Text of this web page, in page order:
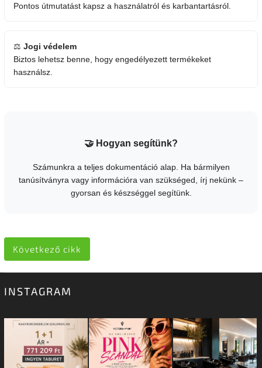
Pontos útmutatást kapsz a használatról és karbantartásról.
⚖️ Jogi védelem
Biztos lehetsz benne, hogy engedélyezett termékeket
használsz.
🤝 Hogyan segítünk?
Számunkra a teljes dokumentáció alap. Ha bármilyen
tanúsítványra vagy információra van szükséged, írj nekünk –
gyorsan és készséggel segítünk.
Következő cikk
INSTAGRAM